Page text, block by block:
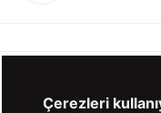
Çerezleri